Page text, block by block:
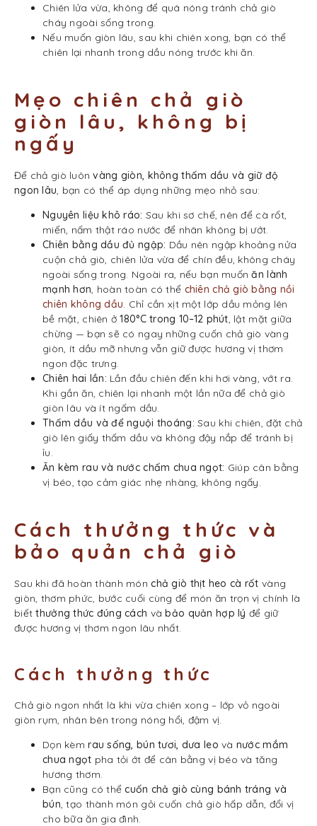
Chiên lửa vừa, không để quá nóng tránh chả giò
cháy ngoài sống trong.
Nếu muốn giòn lâu, sau khi chiên xong, bạn có thể
chiên lại nhanh trong dầu nóng trước khi ăn.
Mẹo chiên chả giò
giòn lâu, không bị
ngấy
Để chả giò luônvàng giòn, không thấm dầu và giữ độ
ngon lâu, bạn có thể áp dụng những mẹo nhỏ sau:
Nguyên liệu khô ráo: Sau khi sơ chế, nên để cà rốt,
miến, nấm thật ráo nước để nhân không bị ướt.
Chiên bằng dầu đủ ngập: Dầu nên ngập khoảng nửa
cuộn chả giò, chiên lửa vừa để chín đều, không cháy
ngoài sống trong. Ngoài ra, nếu bạn muốnăn lành
mạnh hơn, hoàn toàn có thể chiên chả giò bằng nồi
chiên không dầu. Chỉ cần xịt một lớp dầu mỏng lên
bề mặt, chiên ở180°C trong 10–12 phút, lật mặt giữa
chừng — bạn sẽ có ngay những cuốn chả giò vàng
giòn, ít dầu mỡ nhưng vẫn giữ được hương vị thơm
ngon đặc trưng.
Chiên hai lần: Lần đầu chiên đến khi hơi vàng, vớt ra.
Khi gần ăn, chiên lại nhanh một lần nữa để chả giò
giòn lâu và ít ngấm dầu.
Thấm dầu và để nguội thoáng: Sau khi chiên, đặt chả
giò lên giấy thấm dầu và không đậy nắp để tránh bị
ỉu.
Ăn kèm rau và nước chấm chua ngọt: Giúp cân bằng
vị béo, tạo cảm giác nhẹ nhàng, không ngấy.
Cách thưởng thức và
bảo quản chả giò
Sau khi đã hoàn thành mónchả giò thịt heo cà rốt vàng
giòn, thơm phức, bước cuối cùng để món ăn trọn vị chính là
biếtthưởng thức đúng cách vàbảo quản hợp lý để giữ
được hương vị thơm ngon lâu nhất.
Cách thưởng thức
Chả giò ngon nhất là khi vừa chiên xong – lớp vỏ ngoài
giòn rụm, nhân bên trong nóng hổi, đậm vị.
Dọn kèmrau sống, bún tươi, dưa leo và nước mắm
chua ngọt pha tỏi ớt để cân bằng vị béo và tăng
hương thơm.
Bạn cũng có thểcuốn chả giò cùng bánh tráng và
bún, tạo thành món gỏi cuốn chả giò hấp dẫn, đổi vị
cho bữa ăn gia đình.